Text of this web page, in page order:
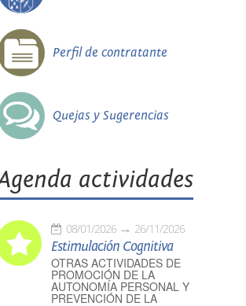
Perfil de contratante
Quejas y Sugerencias
actividades
08/01/2026 26/11/2026
Estimulación Cognitiva
OTRAS ACTIVIDADES DE
PROMOCIÓN DE LA
AUTONOMÍA PERSONAL Y
PREVENCIÓN DE LA